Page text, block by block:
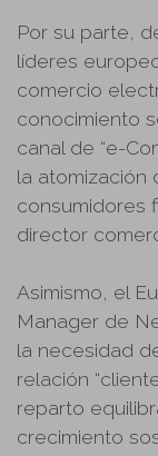
Por su parte,
líderes
comercio
conocimiento
canal de “e-
la atomización
consumidores
director
Asimismo, el
Manager de
la necesidad
relación
reparto
crecimiento